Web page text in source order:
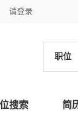
请登录
职位
搜索 简